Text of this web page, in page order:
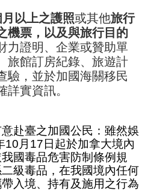
以上之護照或其他旅行
機票，以及與旅行目的
力證明、企業或贊助單
旅館訂房紀錄、旅遊計
驗，並於加國海關移民
實資訊。
赴臺之加國公民：雖然娛
月17日起於加拿大境內
國毒品危害防制條例規
級毒品，在我國境內任何
入境、持有及施用之行為